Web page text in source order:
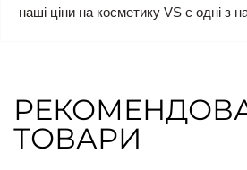
наші ціни на косметику VS є одні з
ТОВАРИ